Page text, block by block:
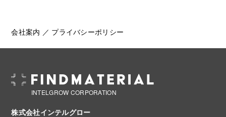
会社案内 ／ プライバシーポリシー
INTELGROW CORPORATION
株式会社インテルグロー